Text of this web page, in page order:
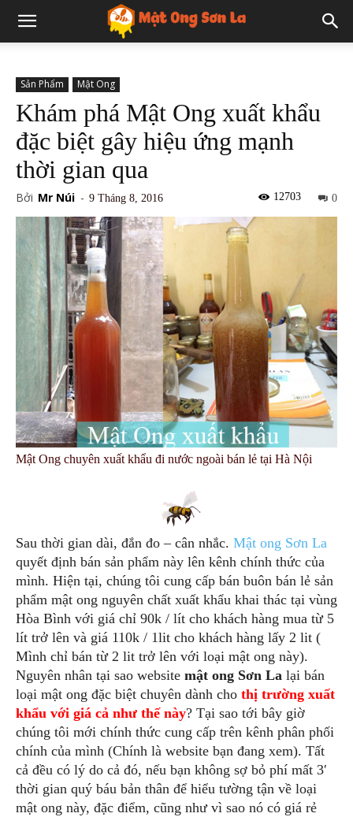
Sản Phẩm Mật Ong
Khám phá Mật Ong xuất khẩu
đặc biệt gây hiệu ứng mạnh
thời gian qua
Bởi Mr Núi - 9 Tháng 8, 2016 0
12703
Mật Ong chuyên xuất khẩu đi nước ngoài bán lẻ tại Hà Nội
Sau thời gian dài, đắn đo – cân nhắc. Mật ong Sơn La
quyết định bán sản phẩm này lên kênh chính thức của
mình. Hiện tại, chúng tôi cung cấp bán buôn bán lẻ sản
phẩm mật ong nguyên chất xuất khẩu khai thác tại vùng
Hòa Bình với giá chỉ 90k / lít cho khách hàng mua từ 5
lít trở lên và giá 110k / 1lit cho khách hàng lấy 2 lit (
Mình chỉ bán từ 2 lit trở lên với loại mật ong này).
Nguyên nhân tại sao website mật ong Sơn La lại bán
loại mật ong đặc biệt chuyên dành cho thị trường xuất
khẩu với giá cả như thế này? Tại sao tới bây giờ
chúng tôi mới chính thức cung cấp trên kênh phân phối
chính của mình (Chính là website bạn đang xem). Tất
cả đều có lý do cả đó, nếu bạn không sợ bỏ phí mất 3′
thời gian quý báu bản thân để hiểu tường tận về loại
mật ong này, đặc điểm, cũng như vì sao nó có giá rẻ